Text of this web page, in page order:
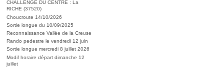
CHALLENGE DU CENTRE : La
RICHE (37520)
Choucroute 14/10/2026
Sortie longue du 10/09/2025
Reconnaissance Vallée de la Creuse
Rando pedestre le vendredi 12 juin
Sortie longue mercredi 8 juillet 2026
Modif horaire départ dimanche 12
juillet